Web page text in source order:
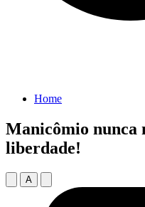
Home
Manicômio nunca
liberdade!
A